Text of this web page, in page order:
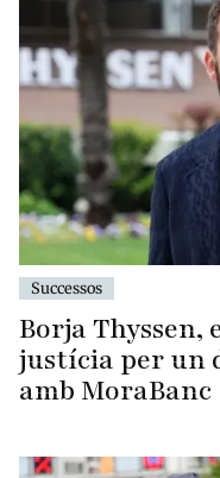
Successos
Borja Thyssen,
justícia per un
amb MoraBanc